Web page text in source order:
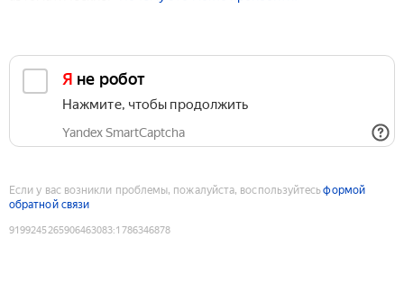
Я не робот
Нажмите, чтобы продолжить
Yandex SmartCaptcha
Если у вас возникли проблемы, пожалуйста, воспользуйтесьформой
обратной связи
9199245265906463083:1786346878